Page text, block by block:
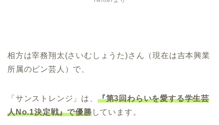
相方は宰務翔太(さいむしょうた)さん（現在は吉本興業
所属のピン芸人）で、
「サンストレンジ」は、 『第3回わらいを愛する学生芸
人No.1決定戦』で優勝しています。